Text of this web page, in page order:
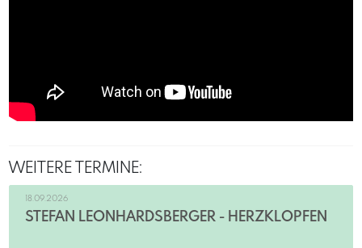
WEITERE TERMINE:
18.09.2026
STEFAN LEONHARDSBERGER - HERZKLOPFEN